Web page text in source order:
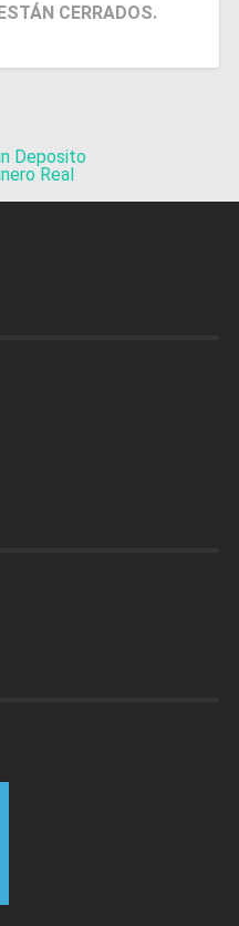
CERRADOS.
Deposito
Real